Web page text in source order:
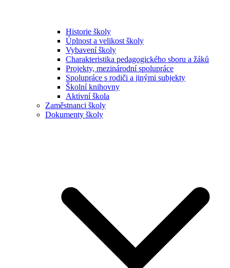
Historie školy
Úplnost a velikost školy
Vybavení školy
Charakteristika pedagogického sboru a žáků
Projekty, mezinárodní spolupráce
Spolupráce s rodiči a jinými subjekty
Školní knihovny
Aktivní škola
Zaměstnanci školy
Dokumenty školy